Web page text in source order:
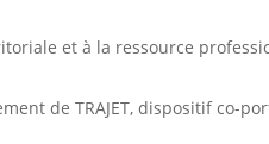
et à la ressource
de TRAJET, dispositif co-